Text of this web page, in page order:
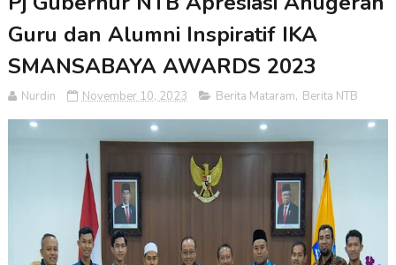
Guru dan Alumni Inspiratif IKA
SMANSABAYA AWARDS 2023
Nurdin November 10, 2023 Berita Mataram, Berita NTB